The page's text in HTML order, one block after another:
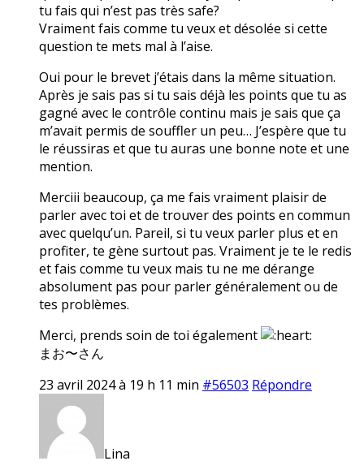
tu fais qui n’est pas très safe?
Vraiment fais comme tu veux et désolée si cette
question te mets mal à l’aise.
Oui pour le brevet j’étais dans la même situation.
Après je sais pas si tu sais déjà les points que tu as
gagné avec le contrôle continu mais je sais que ça
m’avait permis de souffler un peu… J’espère que tu
le réussiras et que tu auras une bonne note et une
mention.
Merciii beaucoup, ça me fais vraiment plaisir de
parler avec toi et de trouver des points en commun
avec quelqu’un. Pareil, si tu veux parler plus et en
profiter, te gène surtout pas. Vraiment je te le redis
et fais comme tu veux mais tu ne me dérange
absolument pas pour parler généralement ou de
tes problèmes.
Merci, prends soin de toi également
まお〜さん
23 avril 2024 à 19 h 11 min #56503 Répondre
Lina